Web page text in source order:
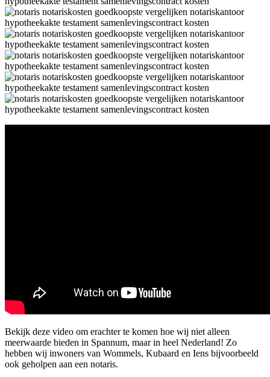
Bekijk deze video om erachter te komen hoe wij niet alleen
meerwaarde bieden in Spannum, maar in heel Nederland! Zo
hebben wij inwoners van Wommels, Kubaard en Iens bijvoorbeeld
ook geholpen aan een notaris.